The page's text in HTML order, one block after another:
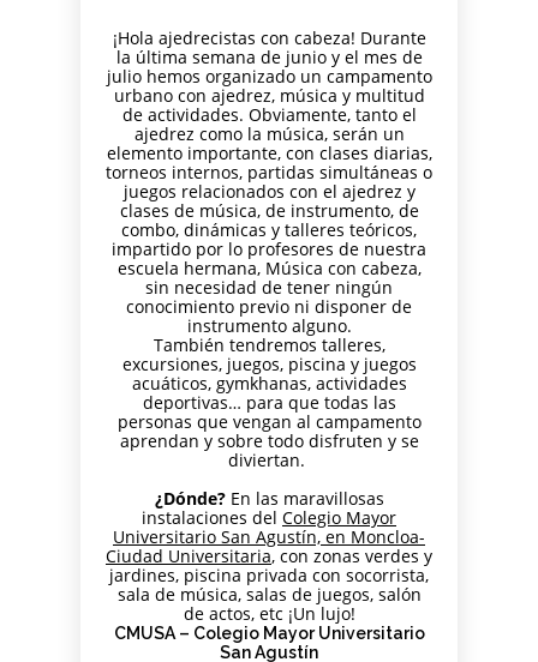
CABEZA –
JUNIO 2026 LAS
EDADES
Y
NIVELES
– 13 DE
JUNIO
4
MAYO
2026
BOLETÍN
MAYO 2026 –
COMUNIDAD
AJEDREZ
CON
CABEZA
30
ABRIL
2026
TORNEO
PARA
TODAS
LAS
EDADES
Y
NIVELES
–
AJEDREZ
CON
CABEZA
23 DE
MAYO
30
ABRIL
2026
APRENDER A
MIRAR EL
ARTE: LA
ABSTRACCIÓN
GEOMÉTRICA:
PIET
MONDRIAN (Y
VISITA AL
MONASTERIO
DEL PAULAR)
29
ABRIL
2026
AJEDREZ
INICIACIÓN
PARA
ADULTOS -
CURSO DE
AJEDREZ
APRENDE
DESDE 0.
INICIO LA
SEMANA
DEL 11 DE
27
ABRIL
2026
CAMPAMENTO
DE VERANO
AJEDREZ CON
CABEZA 2026
16
MARZO
2026
EL DESAFÍO
PSICOLÓGICO
DE JUGAR
CON
DIFERENCIA
DE ELO –
LUNES 16 DE
MARZO.
20.15H
¡Hola ajedrecistas con cabeza! Durante
la última semana de junio y el mes de
julio hemos organizado un campamento
urbano con ajedrez, música y multitud
de actividades. Obviamente, tanto el
ajedrez como la música, serán un
elemento importante, con clases diarias,
torneos internos, partidas simultáneas o
juegos relacionados con el ajedrez y
clases de música, de instrumento, de
combo, dinámicas y talleres teóricos,
impartido por lo profesores de nuestra
escuela hermana, Música con cabeza,
sin necesidad de tener ningún
conocimiento previo ni disponer de
instrumento alguno.
También tendremos talleres,
excursiones, juegos, piscina y juegos
acuáticos, gymkhanas, actividades
deportivas… para que todas las
personas que vengan al campamento
aprendan y sobre todo disfruten y se
diviertan.
¿Dónde?En las maravillosas
instalaciones del Colegio Mayor
Universitario San Agustín, en Moncloa-
Ciudad Universitaria, con zonas verdes y
jardines, piscina privada con socorrista,
sala de música, salas de juegos, salón
de actos, etc ¡Un lujo!
CMUSA – Colegio Mayor Universitario
San Agustín